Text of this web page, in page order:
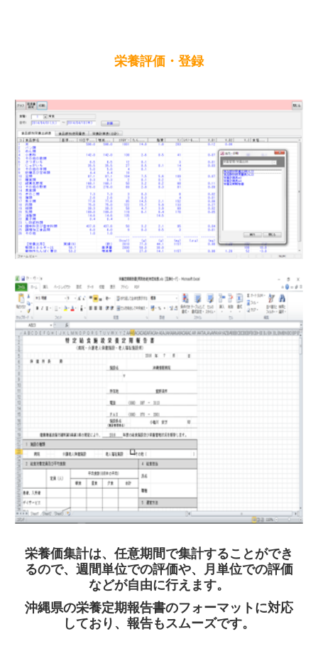
栄養評価・登録
栄養価集計は、任意期間で集計することができ
るので、週間単位での評価や、月単位での評価
などが自由に行えます。
沖縄県の栄養定期報告書のフォーマットに対応
しており、報告もスムーズです。